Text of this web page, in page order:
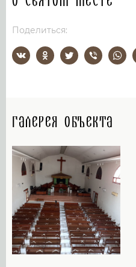
Поделиться:
Галерея объекта